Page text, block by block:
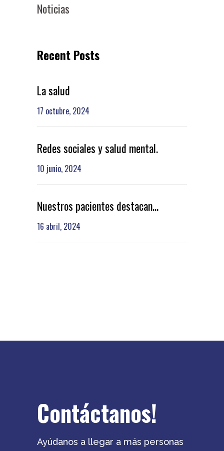
Noticias
Recent Posts
La salud
17 octubre, 2024
Redes sociales y salud mental.
10 junio, 2024
Nuestros pacientes destacan…
16 abril, 2024
Contáctanos!
Ayúdanos a llegar a más personas